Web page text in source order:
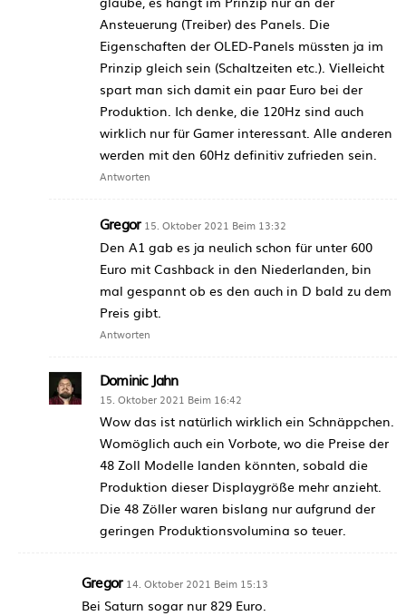
Ansteuerung (Treiber) des Panels. Die
Eigenschaften der OLED-Panels müssten ja im
Prinzip gleich sein (Schaltzeiten etc.). Vielleicht
spart man sich damit ein paar Euro bei der
Produktion. Ich denke, die 120Hz sind auch
wirklich nur für Gamer interessant. Alle anderen
werden mit den 60Hz definitiv zufrieden sein.
Antworten
Gregor 15. Oktober 2021 Beim 13:32
Den A1 gab es ja neulich schon für unter 600
Euro mit Cashback in den Niederlanden, bin
mal gespannt ob es den auch in D bald zu dem
Preis gibt.
Antworten
Dominic Jahn
15. Oktober 2021 Beim 16:42
Wow das ist natürlich wirklich ein Schnäppchen.
Womöglich auch ein Vorbote, wo die Preise der
48 Zoll Modelle landen könnten, sobald die
Produktion dieser Displaygröße mehr anzieht.
Die 48 Zöller waren bislang nur aufgrund der
geringen Produktionsvolumina so teuer.
Gregor 14. Oktober 2021 Beim 15:13
Bei Saturn sogar nur 829 Euro.